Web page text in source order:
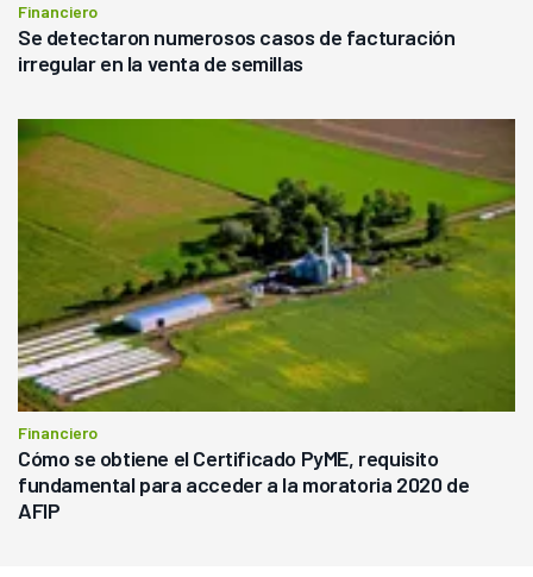
Financiero
Se detectaron numerosos casos de facturación
irregular en la venta de semillas
Financiero
Cómo se obtiene el Certificado PyME, requisito
fundamental para acceder a la moratoria 2020 de
AFIP